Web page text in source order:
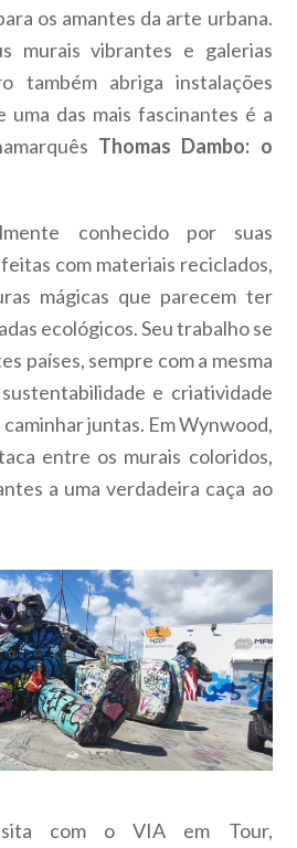
os amantes da arte urbana.
murais vibrantes e galerias
também abriga instalações
das mais fascinantes é a
Thomas Dambo: o
conhecido por suas
com materiais reciclados,
mágicas que parecem ter
ecológicos. Seu trabalho se
países, sempre com a mesma
e criatividade
juntas. Em Wynwood,
entre os murais coloridos,
a uma verdadeira caça ao
com o VIA em Tour,